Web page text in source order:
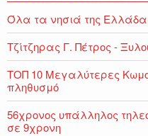
Όλα τα νησιά της
Τζίτζηρας Γ. Πέτρος -
ΤΟΠ 10 Μεγαλύτερες
πληθυσμό
56χρονος υπάλληλος
σε 9χρονη